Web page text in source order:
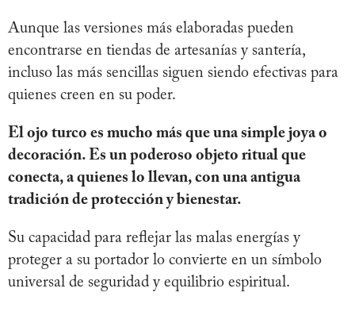
Aunque las versiones más elaboradas pueden
encontrarse en tiendas de artesanías y santería,
incluso las más sencillas siguen siendo efectivas para
quienes creen en su poder.
El ojo turco es mucho más que una simple joya o
decoración. Es un poderoso objeto ritual que
conecta, a quienes lo llevan, con una antigua
tradición de protección y bienestar.
Su capacidad para reflejar las malas energías y
proteger a su portador lo convierte en un símbolo
universal de seguridad y equilibrio espiritual.